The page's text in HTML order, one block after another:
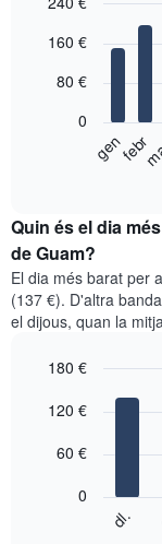
chart
el
preu
mitjà
d'una
habitació
per
El
té
eix
graphic.
genfebr
0
80 €
160 €
Quin és el dia
de Guam?
El dia més barat per
(137 €). D'altra
el dijous, quan la
chart
bars.
graphic.
dl.
0
60 €
120 €
180 €